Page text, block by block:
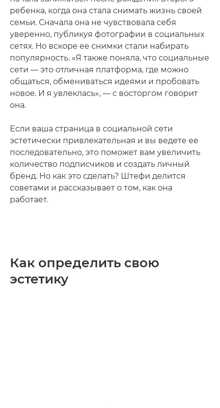
ребенка, когда она стала снимать жизнь своей
семьи. Сначала она не чувствовала себя
уверенно, публикуя фотографии в социальных
сетях. Но вскоре ее снимки стали набирать
популярность. «Я также поняла, что социальные
сети — это отличная платформа, где можно
общаться, обмениваться идеями и пробовать
новое. И я увлеклась», — с восторгом говорит
она.
Если ваша страница в социальной сети
эстетически привлекательная и вы ведете ее
последовательно, это поможет вам увеличить
количество подписчиков и создать личный
бренд. Но как это сделать? Штефи делится
советами и рассказывает о том, как она
работает.
Как определить свою
эстетику